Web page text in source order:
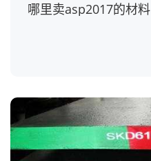
哪里卖asp2017的材料